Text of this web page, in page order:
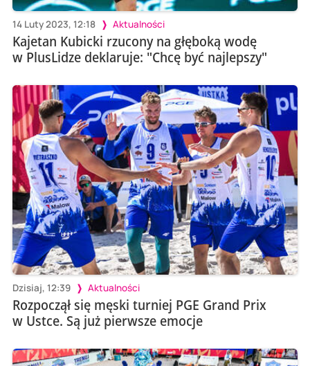
14 Luty 2023, 12:18 Aktualności
Kajetan Kubicki rzucony na głęboką wodę
w PlusLidze deklaruje: "Chcę być najlepszy"
Dzisiaj, 12:39 Aktualności
Rozpoczął się męski turniej PGE Grand Prix
w Ustce. Są już pierwsze emocje